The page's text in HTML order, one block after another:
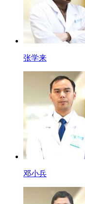
张学来
邓小兵